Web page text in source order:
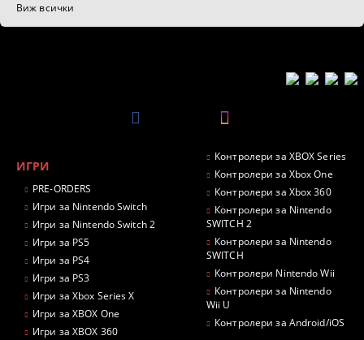
Виж всички
ИГРИ
PRE-ORDERS
Игри за Nintendo Switch
Игри за Nintendo Switch 2
Игри за PS5
Игри за PS4
Игри за PS3
Игри за Xbox Series X
Игри за XBOX One
Игри за XBOX 360
Контролери за XBOX Series
Контролери за Xbox One
Контролери за Xbox 360
Контролери за Nintendo
SWITCH 2
Контролери за Nintendo
SWITCH
Контролери Nintendo Wii
Контролери за Nintendo
Wii U
Контролери за Android/iOS